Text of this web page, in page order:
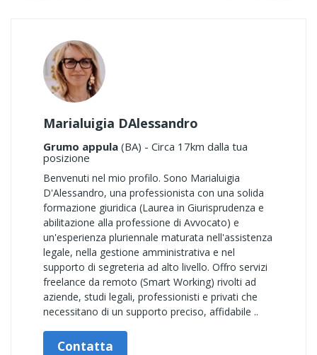
Marialuigia DAlessandro
Grumo appula (BA) - Circa 17km dalla tua
posizione
Benvenuti nel mio profilo. Sono Marialuigia
D'Alessandro, una professionista con una solida
formazione giuridica (Laurea in Giurisprudenza e
abilitazione alla professione di Avvocato) e
un'esperienza pluriennale maturata nell'assistenza
legale, nella gestione amministrativa e nel
supporto di segreteria ad alto livello. Offro servizi
freelance da remoto (Smart Working) rivolti ad
aziende, studi legali, professionisti e privati che
necessitano di un supporto preciso, affidabile ..
Contatta